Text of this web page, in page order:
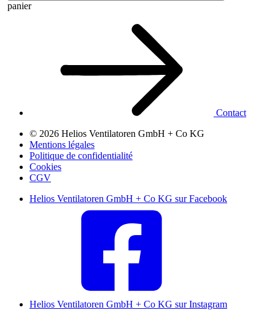
panier
Contact
© 2026 Helios Ventilatoren GmbH + Co KG
Mentions légales
Politique de confidentialité
Cookies
CGV
Helios Ventilatoren GmbH + Co KG sur Facebook
Helios Ventilatoren GmbH + Co KG sur Instagram